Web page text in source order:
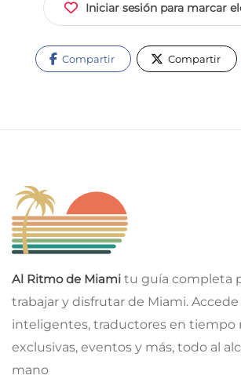
Iniciar sesión para marcar
Compartir Compartir
Al Ritmo de Miami tu guía completa
trabajar y disfrutar de Miami.
inteligentes, traductores en tiempo
exclusivas, eventos y más, todo al
mano